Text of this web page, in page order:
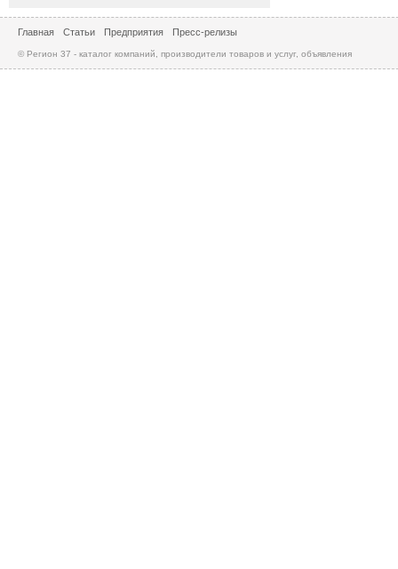
Главная Статьи Предприятия Пресс-релизы
© Регион 37 - каталог компаний, производители товаров и услуг, объявления